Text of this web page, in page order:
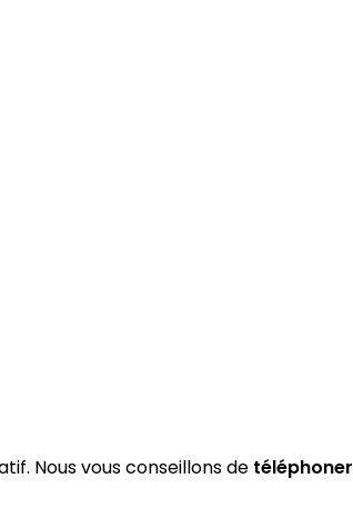
Nous vous conseillons de téléphoner